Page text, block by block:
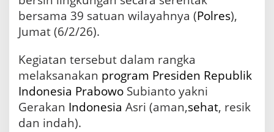
a
k
a
k
a
P
bersama 39 satuan wilayahnya (Polres),
Jumat (6/2/26).
Kegiatan tersebut dalam rangka
melaksanakan program Presiden Republik
Indonesia Prabowo Subianto yakni
Gerakan Indonesia Asri (aman,sehat, resik
dan indah).